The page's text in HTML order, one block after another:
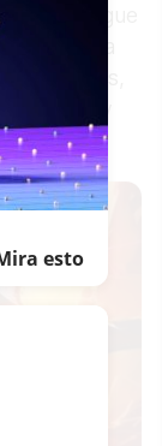
persigue
a la
sus logros,
y
esto